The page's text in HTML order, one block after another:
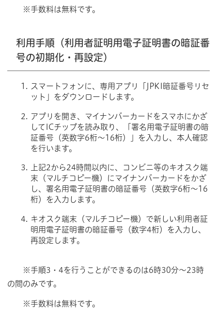
※手数料は無料です。
利用手順（利用者証明用電子証明書の暗証番
号の初期化・再設定）
スマートフォンに、専用アプリ「JPKI暗証番号リセ
ット」をダウンロードします。
アプリを開き、マイナンバーカードをスマホにかざ
してICチップを読み取り、「署名用電子証明書の暗
証番号（英数字6桁～16桁）」を入力し、本人確認
を行います。
上記2から24時間以内に、コンビニ等のキオスク端
末（マルチコピー機）にマイナンバーカードをかざ
し、署名用電子証明書の暗証番号（英数字6桁～16
桁）を入力します。
キオスク端末（マルチコピー機）で新しい利用者証
明用電子証明書の暗証番号（数字4桁）を入力し、
再設定します。
※手順3・4を行うことができるのは6時30分～23時
の間のみです。
※手数料は無料です。